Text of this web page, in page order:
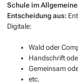
Schule im
Entscheidung aus:
Digitale:
Wald oder
Handschrift
Gemeinsam
etc.